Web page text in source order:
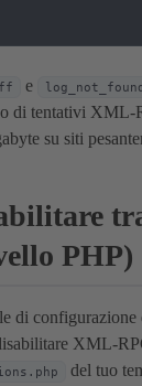
e
di tentativi XML-
su siti
PHP)
di configurazione
XML-
del tuo